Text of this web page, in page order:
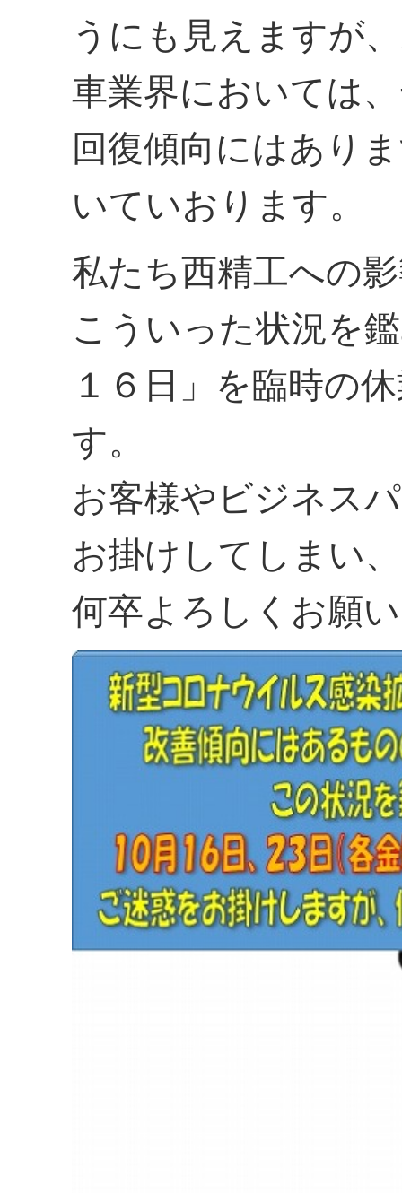
うにも見えますが
車業界においては
回復傾向にはあり
いていおります。
私たち西精工への
こういった状況を
１６日」を臨時の
す。
お客様やビジネス
お掛けしてしまい
何卒よろしくお願